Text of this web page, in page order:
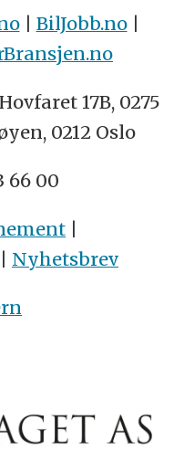
| BilJobb.no|
17B, 0275
0212 Oslo
66 00
|
| Nyhetsbrev